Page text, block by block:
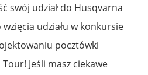
swój udział do Husqvarna
udziału w konkursie
pocztówki
Jeśli masz ciekawe